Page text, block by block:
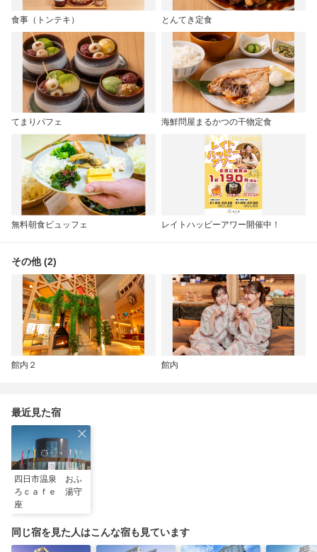
食事（トンテキ） とんてき定食
てまりパフェ 海鮮問屋まるかつの干物定食
無料朝食ビュッフェ レイトハッピーアワー開催中！
その他 (2)
館内２ 館内
最近見た宿
四日市温泉 おふ
ろｃａｆｅ 湯守
座
同じ宿を見た人はこんな宿も見ています